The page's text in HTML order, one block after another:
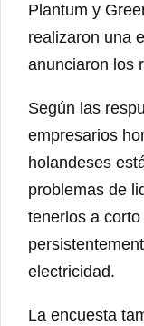
Plantum y
realizaron una
anunciaron los
Según las
empresarios
holandeses
problemas de
tenerlos a
electricidad.
La encuesta